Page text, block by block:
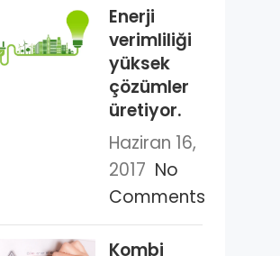
Enerji
verimliliği
yüksek
çözümler
üretiyor.
Haziran 16,
2017 No
Comments
Kombi